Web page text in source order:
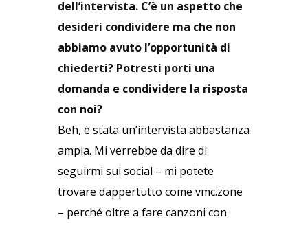
dell’intervista. C’è un aspetto che
desideri condividere ma che non
abbiamo avuto l’opportunità di
chiederti? Potresti porti una
domanda e condividere la risposta
con noi?
Beh, è stata un’intervista abbastanza
ampia. Mi verrebbe da dire di
seguirmi sui social – mi potete
trovare dappertutto come vmc.zone
– perché oltre a fare canzoni con